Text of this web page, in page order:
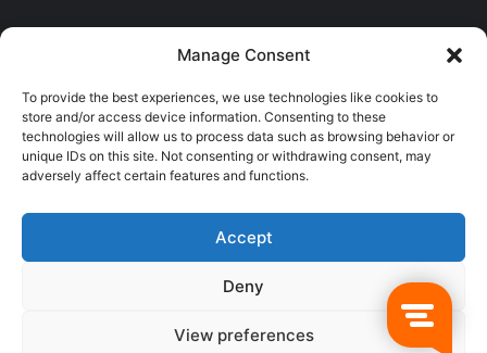
Manage Consent
To provide the best experiences, we use technologies like cookies to
store and/or access device information. Consenting to these
technologies will allow us to process data such as browsing behavior or
unique IDs on this site. Not consenting or withdrawing consent, may
adversely affect certain features and functions.
Accept
Deny
View preferences
© Copyright 2026, Todos los derechos reservados @Crucerum |
Facebook
TwitterYouTubeInstagram